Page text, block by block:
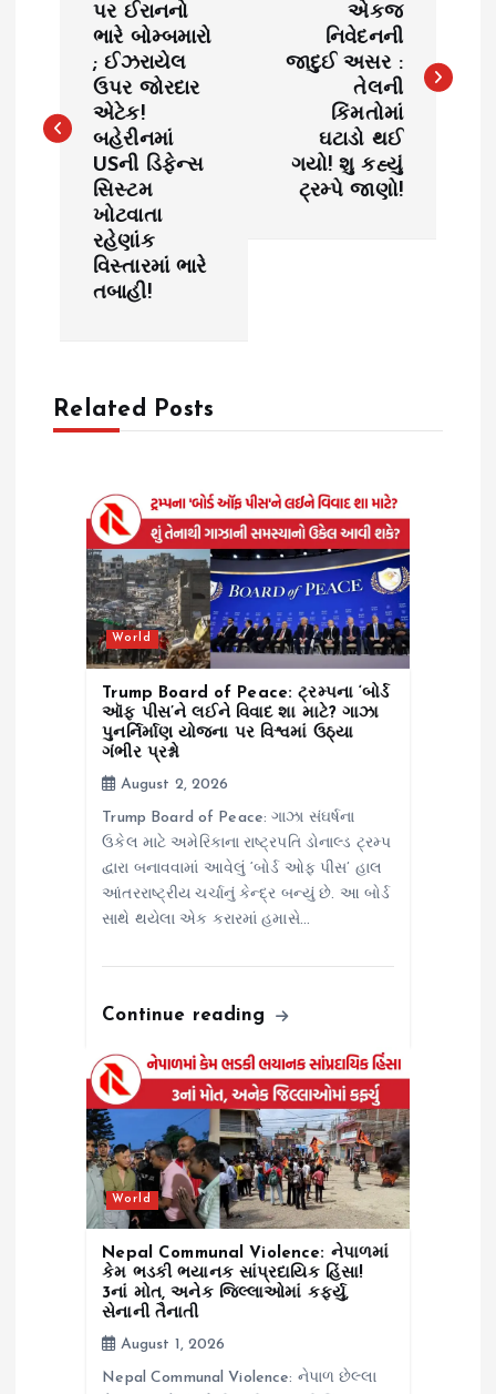
t
a
પર ઈરાનનો
ભારે બોમ્બમારો
; ઈઝરાયેલ
ઉપર જોરદાર
એટેક!
બહેરીનમાં
USની ડિફેન્સ
સિસ્ટમ
ખોટવાતા
રહેણાંક
વિસ્તારમાં ભારે
તબાહી!
એકજ
નિવેદનની
જાદુઈ અસર :
તેલની
કિંમતોમાં
ઘટાડો થઈ
ગયો! શુ કહ્યું
ટ્રમ્પે જાણો!
Related Posts
World
Trump Board of Peace: ટ્રમ્પના ‘બોર્ડ
ઑફ પીસ’ને લઈને વિવાદ શા માટે? ગાઝા
પુનર્નિર્માણ યોજના પર વિશ્વમાં ઉઠ્યા
ગંભીર પ્રશ્નો
August 2, 2026
Trump Board of Peace: ગાઝા સંઘર્ષના
ઉકેલ માટે અમેરિકાના રાષ્ટ્રપતિ ડોનાલ્ડ ટ્રમ્પ
દ્વારા બનાવવામાં આવેલું ‘બોર્ડ ઓફ પીસ’ હાલ
આંતરરાષ્ટ્રીય ચર્ચાનું કેન્દ્ર બન્યું છે. આ બોર્ડ
સાથે થયેલા એક કરારમાં હમાસે…
Continue reading
World
Nepal Communal Violence: નેપાળમાં
કેમ ભડકી ભયાનક સાંપ્રદાયિક હિંસા!
3નાં મોત, અનેક જિલ્લાઓમાં કર્ફ્યુ,
સેનાની તૈનાતી
August 1, 2026
Nepal Communal Violence: નેપાળ છેલ્લા